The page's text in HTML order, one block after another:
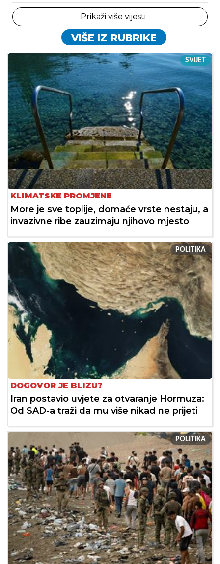
Prikaži više vijesti
VIŠE IZ RUBRIKE
SVIJET
KLIMATSKE PROMJENE
More je sve toplije, domaće vrste nestaju, a
invazivne ribe zauzimaju njihovo mjesto
POLITIKA
DOGOVOR JE BLIZU?
Iran postavio uvjete za otvaranje Hormuza:
Od SAD-a traži da mu više nikad ne prijeti
POLITIKA